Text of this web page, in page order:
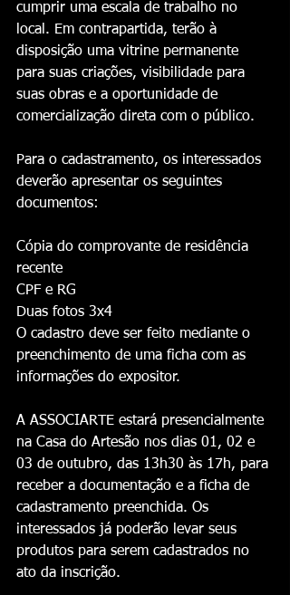
cumprir uma escala de trabalho no
local. Em contrapartida, terão à
disposição uma vitrine permanente
para suas criações, visibilidade para
suas obras e a oportunidade de
comercialização direta com o público.
Para o cadastramento, os interessados
deverão apresentar os seguintes
documentos:
Cópia do comprovante de residência
recente
CPF e RG
Duas fotos 3x4
O cadastro deve ser feito mediante o
preenchimento de uma ficha com as
informações do expositor.
A ASSOCIARTE estará presencialmente
na Casa do Artesão nos dias 01, 02 e
03 de outubro, das 13h30 às 17h, para
receber a documentação e a ficha de
cadastramento preenchida. Os
interessados já poderão levar seus
produtos para serem cadastrados no
ato da inscrição.